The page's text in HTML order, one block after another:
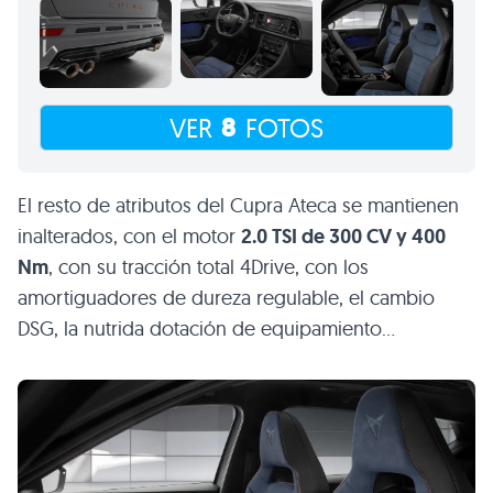
VER 8 FOTOS
El resto de atributos del Cupra Ateca se mantienen
inalterados, con el motor 2.0 TSI de 300 CV y 400
Nm, con su tracción total 4Drive, con los
amortiguadores de dureza regulable, el cambio
DSG, la nutrida dotación de equipamiento…